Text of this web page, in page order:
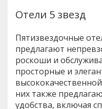
Отели 5 звезд
Пятизвездочные
предлагают
роскоши и
просторные и
них также
удобства, включая